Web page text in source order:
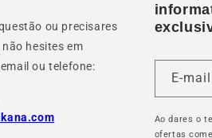
ou precisares
hesites em
ou telefone:
E-mail
Ao dares o
ofertas